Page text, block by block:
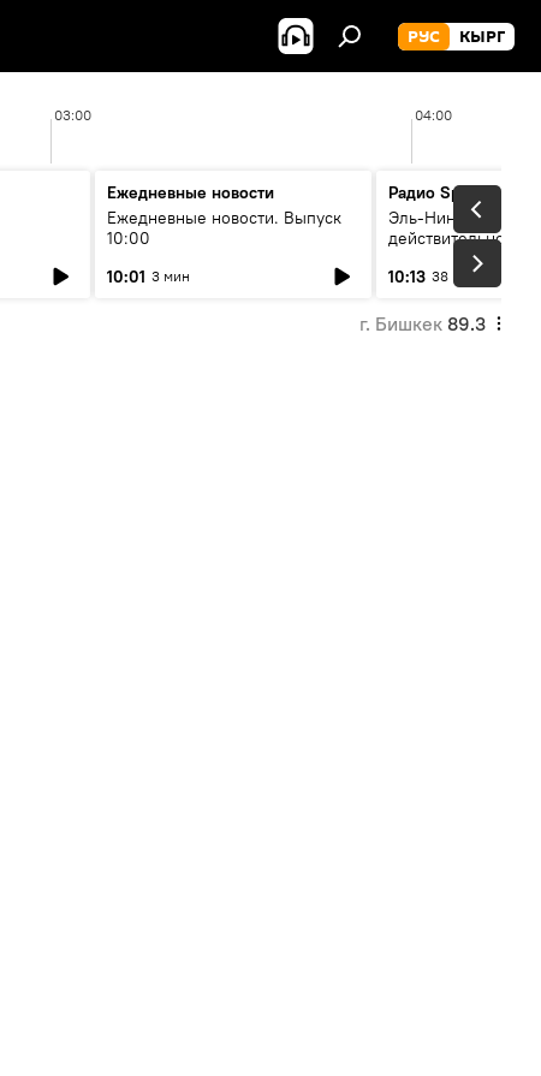
РУС КЫРГ
03:00 04:00
Ежедневные новости
Ежедневные новости. Выпуск
10:00
10:01 3 мин
Радио Sputnik
Эль-Ниньо, жара и
действительно
погоду в
10:13 38 мин
г. Бишкек 89.3